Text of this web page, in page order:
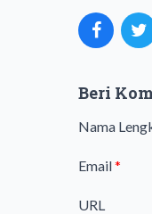
Beri
Nama
Email*
URL